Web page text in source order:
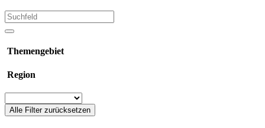
Themengebiet
Region
Alle Filter zurücksetzen